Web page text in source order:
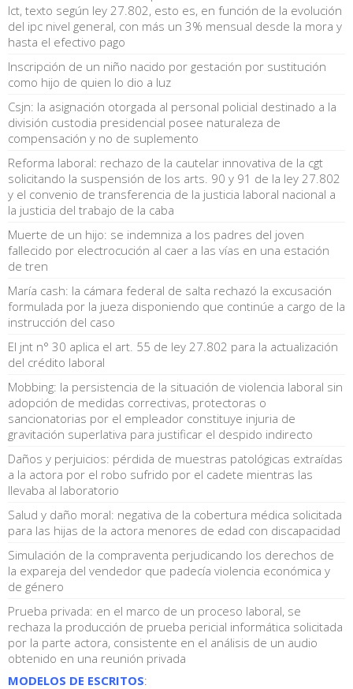
lct, texto según ley 27.802, esto es, en función de la evolución
del ipc nivel general, con más un 3% mensual desde la mora y
hasta el efectivo pago
Inscripción de un niño nacido por gestación por sustitución
como hijo de quien lo dio a luz
Csjn: la asignación otorgada al personal policial destinado a la
división custodia presidencial posee naturaleza de
compensación y no de suplemento
Reforma laboral: rechazo de la cautelar innovativa de la cgt
solicitando la suspensión de los arts. 90 y 91 de la ley 27.802
y el convenio de transferencia de la justicia laboral nacional a
la justicia del trabajo de la caba
Muerte de un hijo: se indemniza a los padres del joven
fallecido por electrocución al caer a las vías en una estación
de tren
María cash: la cámara federal de salta rechazó la excusación
formulada por la jueza disponiendo que continúe a cargo de la
instrucción del caso
El jnt n° 30 aplica el art. 55 de ley 27.802 para la actualización
del crédito laboral
Mobbing: la persistencia de la situación de violencia laboral sin
adopción de medidas correctivas, protectoras o
sancionatorias por el empleador constituye injuria de
gravitación superlativa para justificar el despido indirecto
Daños y perjuicios: pérdida de muestras patológicas extraídas
a la actora por el robo sufrido por el cadete mientras las
llevaba al laboratorio
Salud y daño moral: negativa de la cobertura médica solicitada
para las hijas de la actora menores de edad con discapacidad
Simulación de la compraventa perjudicando los derechos de
la expareja del vendedor que padecía violencia económica y
de género
Prueba privada: en el marco de un proceso laboral, se
rechaza la producción de prueba pericial informática solicitada
por la parte actora, consistente en el análisis de un audio
obtenido en una reunión privada
MODELOS DE ESCRITOS: